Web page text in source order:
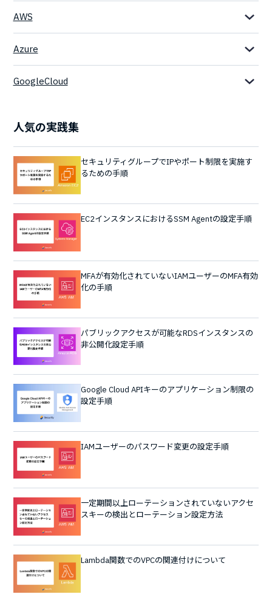
AWS
Azure
GoogleCloud
人気の実践集
セキュリティグループでIPやポート制限を実施す
るための手順
EC2インスタンスにおけるSSM Agentの設定手順
MFAが有効化されていないIAMユーザーのMFA有効
化の手順
パブリックアクセスが可能なRDSインスタンスの
非公開化設定手順
Google Cloud APIキーのアプリケーション制限の
設定手順
IAMユーザーのパスワード変更の設定手順
一定期間以上ローテーションされていないアクセ
スキーの検出とローテーション設定方法
Lambda関数でのVPCの関連付けについて